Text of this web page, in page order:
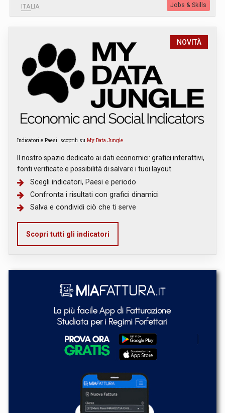
ITALIA Jobs & Skills
NOVITÀ
Indicatori e Paesi: scoprili su My Data Jungle
Il nostro spazio dedicato ai dati economici: grafici interattivi,
fonti verificate e possibilità di salvare i tuoi layout.
Scegli indicatori, Paesi e periodo
Confronta i risultati con grafici dinamici
Salva e condividi ciò che ti serve
Scopri tutti gli indicatori